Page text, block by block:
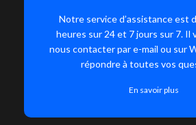
Notre service d’assistance est
heures sur 24 et 7 jours sur 7. Il
nous contacter par e-mail ou sur
répondre à toutes vos
En savoir plus